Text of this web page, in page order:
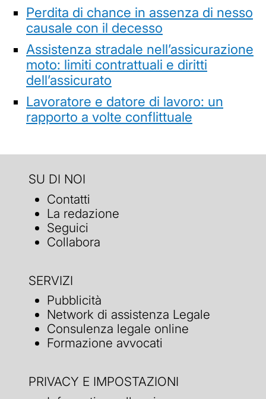
Perdita di chance in assenza di nesso
causale con il decesso
Assistenza stradale nell’assicurazione
moto: limiti contrattuali e diritti
dell’assicurato
Lavoratore e datore di lavoro: un
rapporto a volte conflittuale
SU DI NOI
Contatti
La redazione
Seguici
Collabora
SERVIZI
Pubblicità
Network di assistenza Legale
Consulenza legale online
Formazione avvocati
PRIVACY E IMPOSTAZIONI